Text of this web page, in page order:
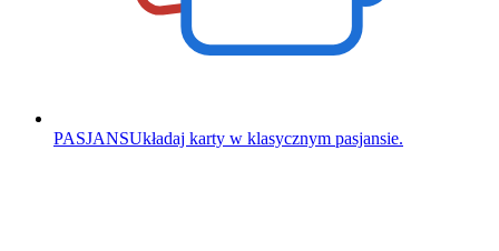
PASJANSUkładaj karty w klasycznym pasjansie.